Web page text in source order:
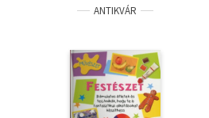
ANTIKVÁR